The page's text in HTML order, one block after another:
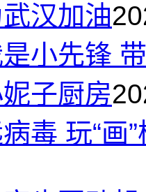
汉加油
小先锋
子厨房
毒 玩“画”